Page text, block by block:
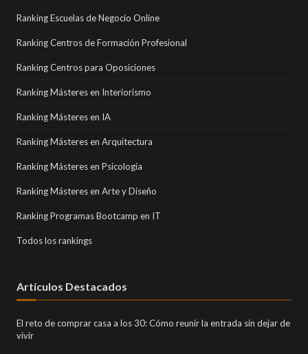
Ranking Escuelas de Negocio Online
Ranking Centros de Formación Profesional
Ranking Centros para Oposiciones
Ranking Másteres en Interiorismo
Ranking Másteres en IA
Ranking Másteres en Arquitectura
Ranking Másteres en Psicología
Ranking Másteres en Arte y Diseño
Ranking Programas Bootcamp en IT
Todos los rankings
Artículos Destacados
El reto de comprar casa a los 30: Cómo reunir la entrada sin dejar de
vivir